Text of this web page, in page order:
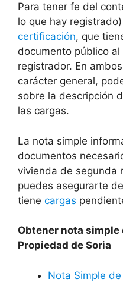
Para tener fe del
lo que hay
certificación, que
documento público
registrador. En
carácter general,
sobre la descripción
las cargas.
La nota simple
documentos
vivienda de segunda
puedes asegurarte
tiene cargas
Obtener nota simple
Propiedad de Soria
Nota Simple